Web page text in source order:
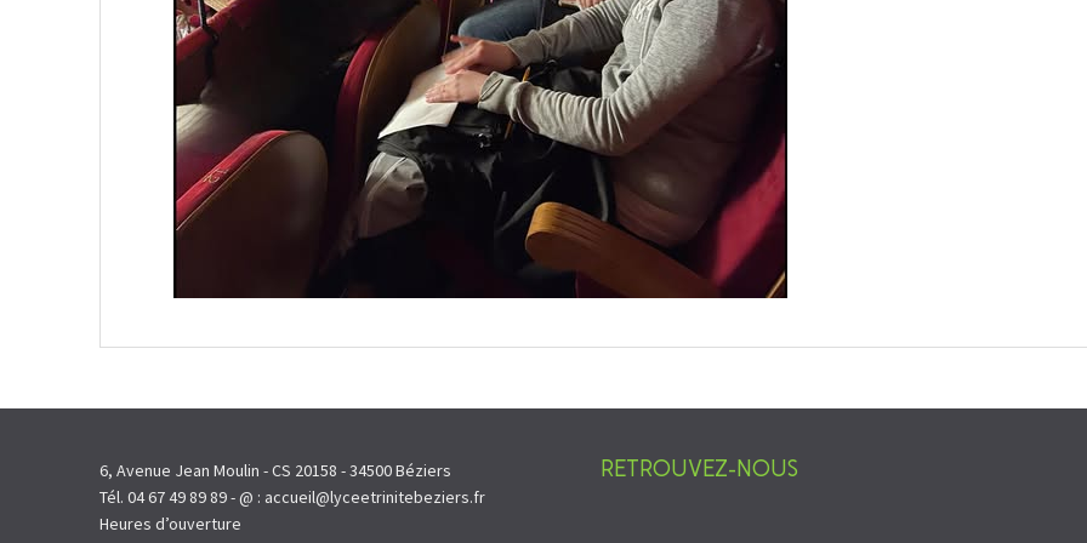
6, Avenue Jean Moulin - CS 20158 - 34500 Béziers
Tél. 04 67 49 89 89 - @ : accueil@lyceetrinitebeziers.fr
Heures d’ouverture
RETROUVEZ-NOUS